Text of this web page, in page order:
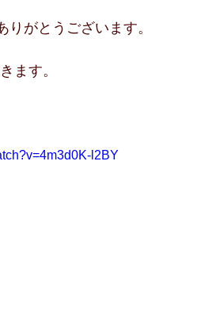
がとうございます。
ます。
l2BY